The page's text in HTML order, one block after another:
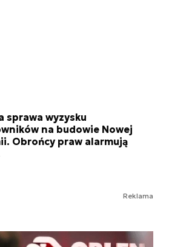
sprawa wyzysku
na budowie Nowej
Obrońcy praw alarmują
Reklama